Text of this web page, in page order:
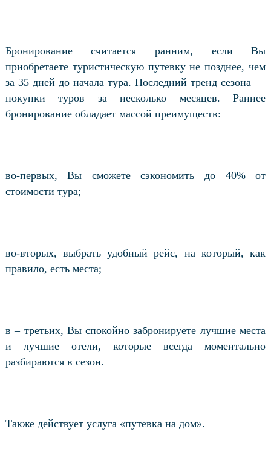
Бронирование считается ранним, если Вы
приобретаете туристическую путевку не позднее, чем
за 35 дней до начала тура. Последний тренд сезона —
покупки туров за несколько месяцев. Раннее
бронирование обладает массой преимуществ:
во-первых, Вы сможете сэкономить до 40% от
стоимости тура;
во-вторых, выбрать удобный рейс, на который, как
правило, есть места;
в – третьих, Вы спокойно забронируете лучшие места
и лучшие отели, которые всегда моментально
разбираются в сезон.
Также действует услуга «путевка на дом».